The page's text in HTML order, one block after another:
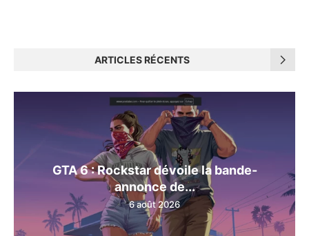
ARTICLES RÉCENTS
GTA 6 : Rockstar dévoile la bande-
annonce de...
6 août 2026